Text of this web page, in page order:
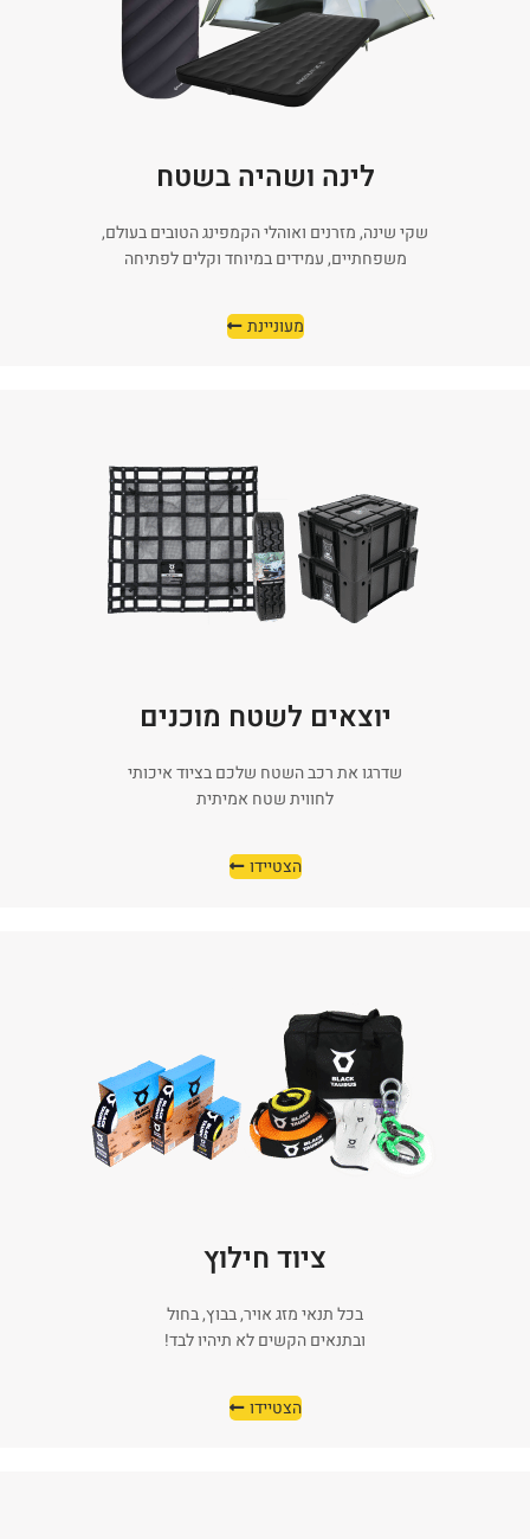
לינה ושהיה בשטח
שקי שינה, מזרנים ואוהלי הקמפינג הטובים בעולם,
משפחתיים, עמידים במיוחד וקלים לפתיחה
מעוניינת
יוצאים לשטח מוכנים
שדרגו את רכב השטח שלכם בציוד איכותי
לחווית שטח אמיתית
הצטיידו
ציוד חילוץ
בכל תנאי מזג אויר, בבוץ, בחול
ובתנאים הקשים לא תיהיו לבד!
הצטיידו